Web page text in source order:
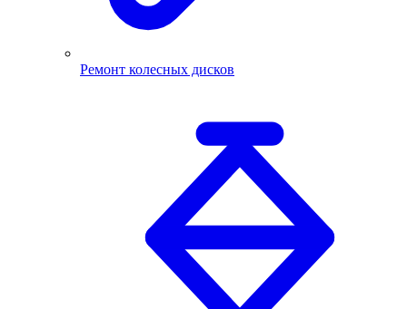
Ремонт колесных дисков